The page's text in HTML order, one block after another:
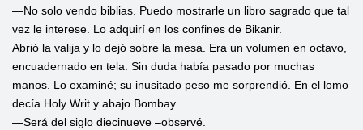
—No solo vendo biblias. Puedo mostrarle un libro sagrado que tal
vez le interese. Lo adquirí en los confines de Bikanir.
Abrió la valija y lo dejó sobre la mesa. Era un volumen en octavo,
encuadernado en tela. Sin duda había pasado por muchas
manos. Lo examiné; su inusitado peso me sorprendió. En el lomo
decía Holy Writ y abajo Bombay.
—Será del siglo diecinueve –observé.